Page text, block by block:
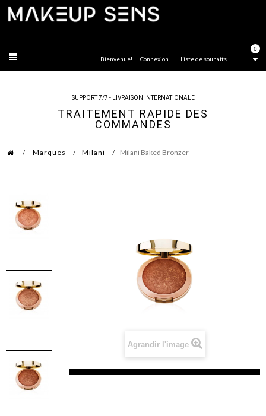
0
Liste de souhaits
Bienvenue! Connexion
SUPPORT 7/7 - LIVRAISON INTERNATIONALE
TRAITEMENT RAPIDE DES
COMMANDES
Marques Milani Milani Baked Bronzer
Agrandir l'image